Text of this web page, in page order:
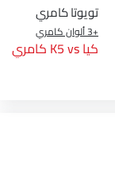
تويوتا كامري
+3 ألوان كامري
كيا K5 vs كامري